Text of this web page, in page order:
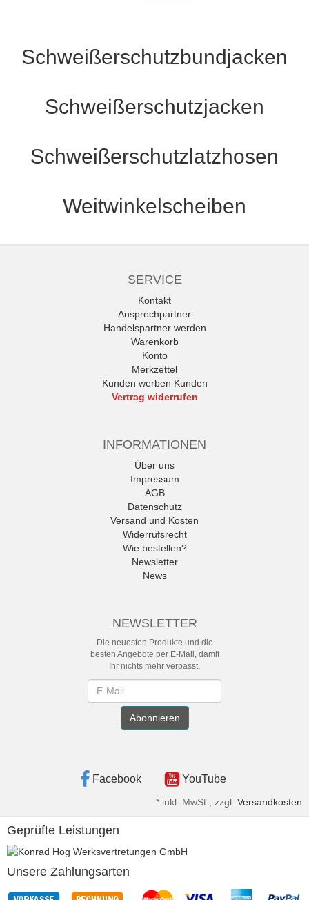
Schweißerschutzbundjacken
Schweißerschutzjacken
Schweißerschutzlatzhosen
Weitwinkelscheiben
SERVICE
Kontakt
Ansprechpartner
Handelspartner werden
Warenkorb
Konto
Merkzettel
Kunden werben Kunden
Vertrag widerrufen
INFORMATIONEN
Über uns
Impressum
AGB
Datenschutz
Versand und Kosten
Widerrufsrecht
Wie bestellen?
Newsletter
News
NEWSLETTER
Die neuesten Produkte und die
besten Angebote per E-Mail, damit
Ihr nichts mehr verpasst.
Abonnieren
Facebook YouTube
* inkl. MwSt., zzgl. Versandkosten
Geprüfte Leistungen
Unsere Zahlungsarten